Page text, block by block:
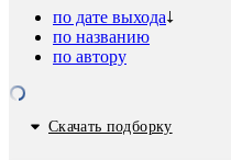
по дате выхода
по названию
по автору
Скачать подборку